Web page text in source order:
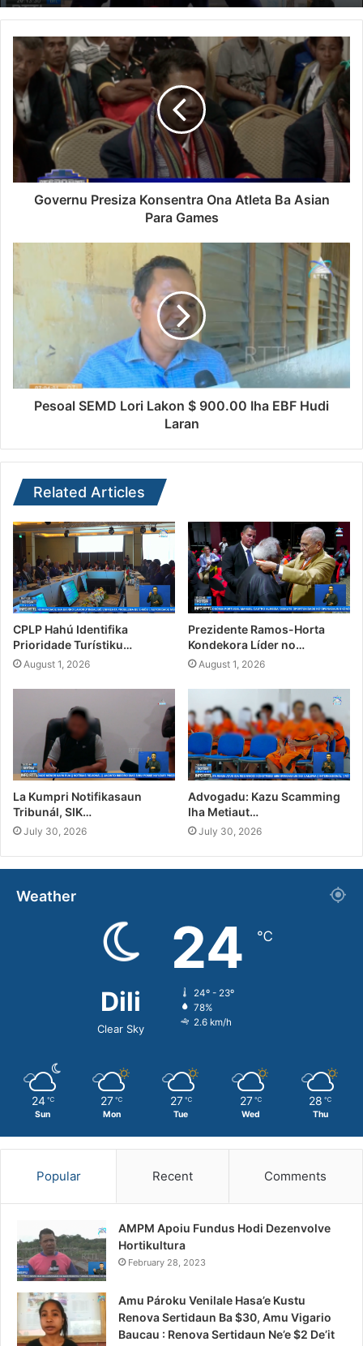
Governu Presiza Konsentra Ona Atleta Ba Asian
Para Games
Pesoal SEMD Lori Lakon $ 900.00 Iha EBF Hudi
Laran
Related Articles
CPLP Hahú Identifika
Prioridade Turístiku…
August 1, 2026
Prezidente Ramos-Horta
Kondekora Líder no…
August 1, 2026
La Kumpri Notifikasaun
Tribunál, SIK…
July 30, 2026
Advogadu: Kazu Scamming
Iha Metiaut…
July 30, 2026
Weather
Dili
Clear Sky
24 ℃
24º - 23º
78%
2.6 km/h
24 ℃
Sun
27 ℃
Mon
27 ℃
Tue
27 ℃
Wed
28 ℃
Thu
Popular Recent Comments
AMPM Apoiu Fundus Hodi Dezenvolve
Hortikultura
February 28, 2023
Amu Pároku Venilale Hasa’e Kustu
Renova Sertidaun Ba $30, Amu Vigario
Baucau : Renova Sertidaun Ne’e $2 De’it